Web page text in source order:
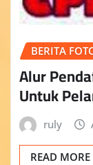
BERITA
Alur
Untuk
ruly
READ MORE